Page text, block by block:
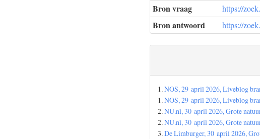
Bron vraag https://
Bron antwoord https://
1.NOS, 29 april 2026, Liveblog
1.NOS, 29 april 2026, Liveblog
2.NU.nl, 30 april 2026, Grote
2.NU.nl, 30 april 2026, Grote
3.De Limburger, 30 april 2026,